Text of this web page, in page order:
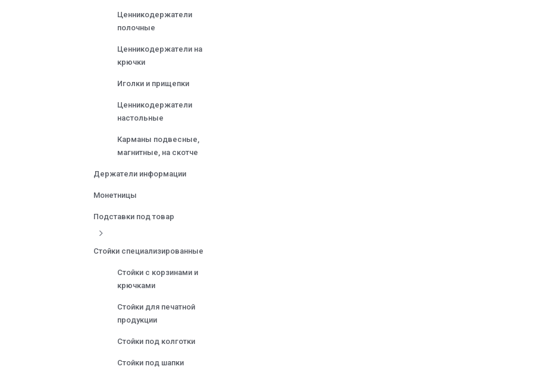
Ценникодержатели
полочные
Ценникодержатели на
крючки
Иголки и прищепки
Ценникодержатели
настольные
Карманы подвесные,
магнитные, на скотче
Держатели информации
Монетницы
Подставки под товар
Стойки специализированные
Стойки с корзинами и
крючками
Стойки для печатной
продукции
Стойки под колготки
Стойки под шапки